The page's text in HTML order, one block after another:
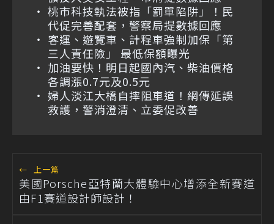
桃市科技執法被指「罰單陷阱」！民
代促完善配套，警察局提數據回應
客運、遊覽車、計程車強制加保「第
三人責任險」 最低保額曝光
加油要快！明日起國內汽、柴油價格
各調漲0.7元及0.5元
婦人淡江大橋自摔阻車道！網傳延誤
救護，警消澄清、立委促改善
← 上一篇
美國Porsche亞特蘭大體驗中心增添全新賽道
由F1賽道設計師設計！